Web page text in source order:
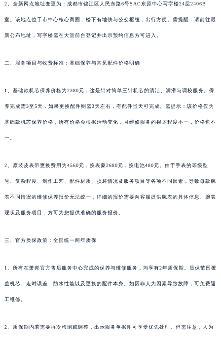
2、全新网点地址变更为：成都市锦江区人民东路6号SAC东原中心写字楼24层2406B
室。该地点位于市中心核心商圈，楼下有地铁与公交枢纽，出行方便。需提醒：请前往最
新公布地址，写字楼需在大堂前台登记并出示预约信息方可进入。
二、服务项目与收费标准：基础保养与常见配件价格明确
1、基础款机芯保养价格为2380元，这是针对简单三针机芯的清洁、润滑与调校服务。保
养完成需3至5天，如果更换配件则需3天左右，有配件当天可完成。需提示：该价格仅为
基础款机芯保养价格，所有价格会根据活动变化，且维修服务的损坏程度不一，价格也不
一。
2、原装皮表带更换费用为4560元，换表蒙2680元，换电池480元。由于手表的等级型
号、复杂程度、制作工艺、配件材质、损坏情况及服务项目等各项不同因素，导致每款腕
表不同情况的维修保养报价无法统一，详细的报价需要向客服提供腕表的具体信息、腕表
现状及服务项目，方可为您提供准确的服务报价。
三、官方质保政策：全国统一两年质保
1、所有在萧邦官方售后服务中心完成的保养与维修服务，均享有2年质保期。质保范围覆
盖机芯、走时误差、防水性能以及更换的配件本身。如因非人为因素导致故障，可免费返
工维修。
2、质保期内若需要再次检测或调整，出示服务单据即可享受优先处理。但需注意，人为